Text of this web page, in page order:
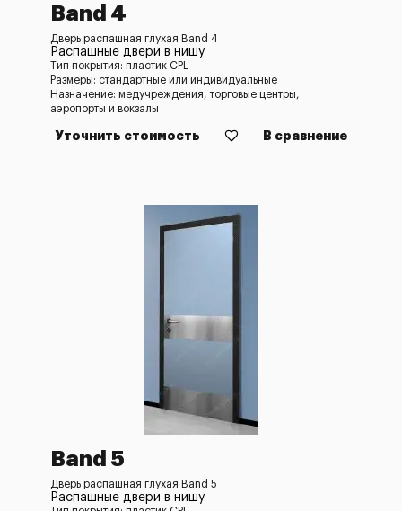
Band 4
Дверь распашная глухая Band 4
Распашные двери в нишу
Тип покрытия: пластик CPL
Размеры: стандартные или индивидуальные
Назначение: медучреждения, торговые центры,
аэропорты и вокзалы
Уточнить стоимость В сравнение
Band 5
Дверь распашная глухая Band 5
Распашные двери в нишу